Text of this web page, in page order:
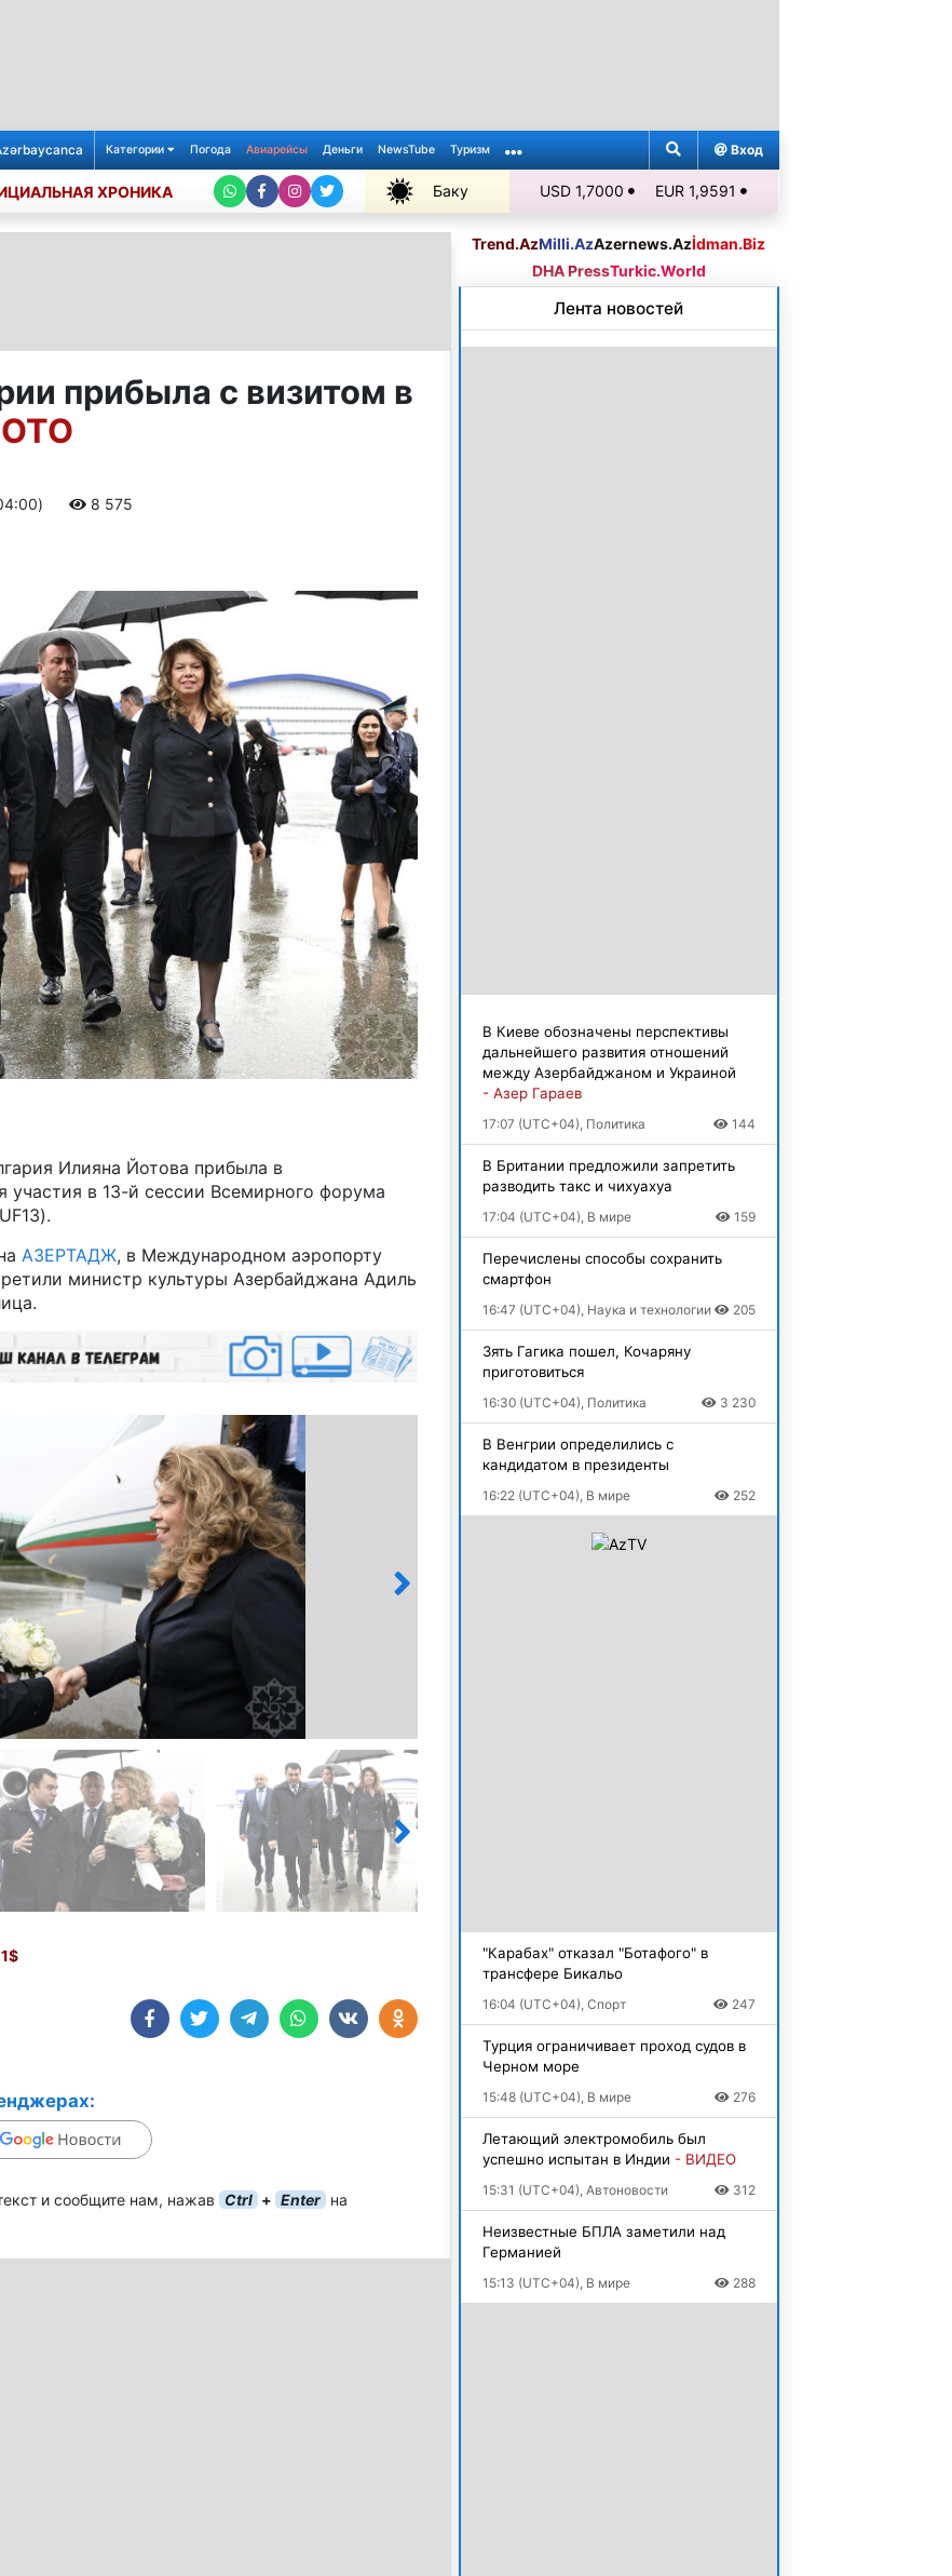
Категории Погода Авиарейсы Деньги NewsTube Туризм Вход
ХРОНИКА Баку
+36℃
USD 1,7000 EUR 1,9591
прибыла с визитом в
8 575
Илияна Йотова прибыла в
участия в 13-й сессии Всемирного форума
АЗЕРТАДЖ, в Международном аэропорту
министр культуры Азербайджана Адиль
и сообщите нам, нажав Ctrl + Enter на
Trend.AzMilli.AzAzernews.Azİdman.Biz
DHA PressTurkic.World
Лента новостей
В Киеве обозначены перспективы
дальнейшего развития отношений
между Азербайджаном и Украиной
- Азер Гараев
17:07 (UTC+04), Политика 144
В Британии предложили запретить
разводить такс и чихуахуа
17:04 (UTC+04), В мире 159
Перечислены способы сохранить
смартфон
16:47 (UTC+04), Наука и технологии 205
Зять Гагика пошел, Кочаряну
приготовиться
16:30 (UTC+04), Политика 3 230
В Венгрии определились с
кандидатом в президенты
16:22 (UTC+04), В мире 252
"Карабах" отказал "Ботафого" в
трансфере Бикальо
16:04 (UTC+04), Спорт 247
Турция ограничивает проход судов в
Черном море
15:48 (UTC+04), В мире 276
Летающий электромобиль был
успешно испытан в Индии - ВИДЕО
15:31 (UTC+04), Автоновости 312
Неизвестные БПЛА заметили над
Германией
15:13 (UTC+04), В мире 288